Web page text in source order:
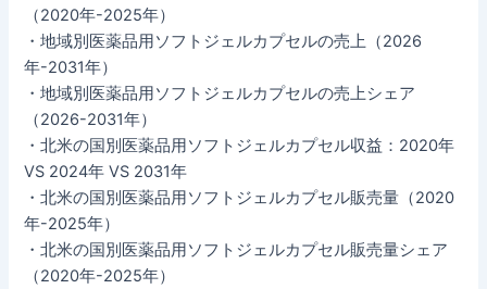
（2020年-2025年）
・地域別医薬品用ソフトジェルカプセルの売上（2026
年-2031年）
・地域別医薬品用ソフトジェルカプセルの売上シェア
（2026-2031年）
・北米の国別医薬品用ソフトジェルカプセル収益：2020年
VS 2024年 VS 2031年
・北米の国別医薬品用ソフトジェルカプセル販売量（2020
年-2025年）
・北米の国別医薬品用ソフトジェルカプセル販売量シェア
（2020年-2025年）